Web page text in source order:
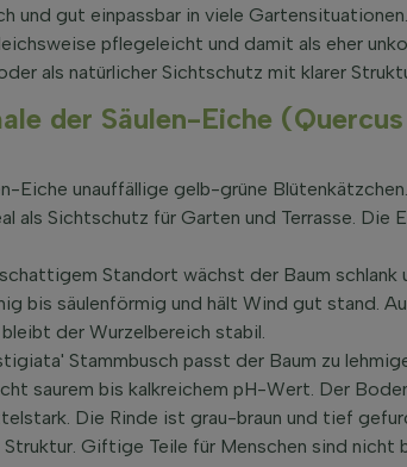
und gut einpassbar in viele
pflegeleicht und damit als eher
als natürlicher Sichtschutz mit klarer
der Säulen-Eiche
Eiche unauffällige gelb-grüne
als Sichtschutz für Garten und Terrasse. Die
Standort wächst der Baum schlank
bis säulenförmig und hält Wind gut stand.
der Wurzelbereich stabil.
Stammbusch passt der Baum zu
saurem bis kalkreichem pH-Wert. Der
Die Rinde ist grau-braun und tief
Giftige Teile für Menschen sind nicht